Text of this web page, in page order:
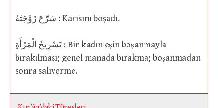
سَرَّحَ زَوْجَتَهُ : Karısını boşadı.
تَسْرِيحُ الْمَرْأَةِ : Bir kadın eşin boşanmayla
bırakılması; genel manada bırakma; boşanmadan
sonra salıverme.